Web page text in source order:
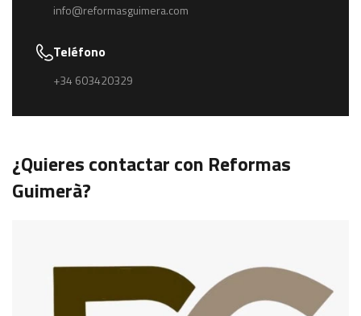
info@reformasguimera.com
Teléfono
+34 603420329
¿Quieres contactar con Reformas
Guimerà?